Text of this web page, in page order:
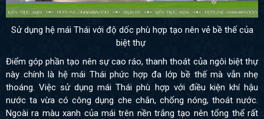
Sử dụng hệ mái Thái với độ dốc phù hợp tạo nên vẻ bề thế của
biệt thự
Điểm góp phần tạo nên sự cao ráo, thanh thoát của ngôi biệt thự
này chính là hệ mái Thái phức hợp đa lớp bề thế mà vẫn nhẹ
thoáng. Việc sử dụng mái Thái phù hợp với điều kiện khí hậu
nước ta vừa có công dụng che chắn, chống nóng, thoát nước.
Ngoài ra màu xanh của mái trên nền trắng tạo nên tổng thể rất